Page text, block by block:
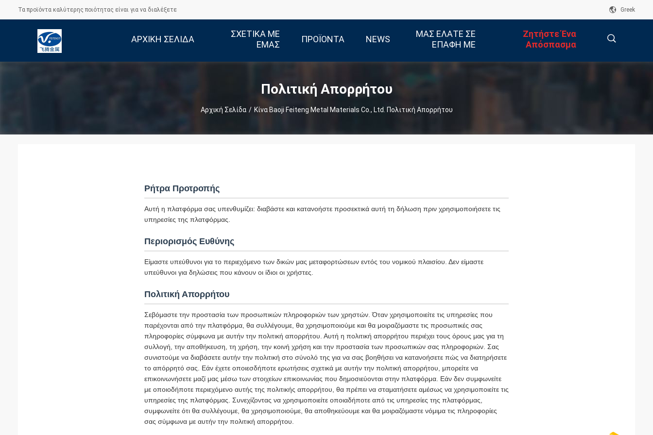
Τα προϊόντα καλύτερης ποιότητας είναι για να διαλέξετε Greek
ΑΡΧΙΚΉ ΣΕΛΊΔΑ
ΣΧΕΤΙΚΆ ΜΕ
ΕΜΆΣ
ΠΡΟΪΌΝΤΑ NEWS
ΜΑΣ ΕΛΆΤΕ ΣΕ
ΕΠΑΦΉ ΜΕ
Ζητήστε Ένα
Απόσπασμα
Πολιτική Απορρήτου
Αρχική Σελίδα / Κίνα Baoji Feiteng Metal Materials Co., Ltd. Πολιτική Απορρήτου
Ρήτρα Προτροπής
Αυτή η πλατφόρμα σας υπενθυμίζει: διαβάστε και κατανοήστε προσεκτικά αυτή τη δήλωση πριν χρησιμοποιήσετε τις
υπηρεσίες της πλατφόρμας.
Περιορισμός Ευθύνης
Είμαστε υπεύθυνοι για το περιεχόμενο των δικών μας μεταφορτώσεων εντός του νομικού πλαισίου. Δεν είμαστε
υπεύθυνοι για δηλώσεις που κάνουν οι ίδιοι οι χρήστες.
Πολιτική Απορρήτου
Σεβόμαστε την προστασία των προσωπικών πληροφοριών των χρηστών. Όταν χρησιμοποιείτε τις υπηρεσίες που
παρέχονται από την πλατφόρμα, θα συλλέγουμε, θα χρησιμοποιούμε και θα μοιραζόμαστε τις προσωπικές σας
πληροφορίες σύμφωνα με αυτήν την πολιτική απορρήτου. Αυτή η πολιτική απορρήτου περιέχει τους όρους μας για τη
συλλογή, την αποθήκευση, τη χρήση, την κοινή χρήση και την προστασία των προσωπικών σας πληροφοριών. Σας
συνιστούμε να διαβάσετε αυτήν την πολιτική στο σύνολό της για να σας βοηθήσει να κατανοήσετε πώς να διατηρήσετε
το απόρρητό σας. Εάν έχετε οποιεσδήποτε ερωτήσεις σχετικά με αυτήν την πολιτική απορρήτου, μπορείτε να
επικοινωνήσετε μαζί μας μέσω των στοιχείων επικοινωνίας που δημοσιεύονται στην πλατφόρμα. Εάν δεν συμφωνείτε
με οποιοδήποτε περιεχόμενο αυτής της πολιτικής απορρήτου, θα πρέπει να σταματήσετε αμέσως να χρησιμοποιείτε τις
υπηρεσίες της πλατφόρμας. Συνεχίζοντας να χρησιμοποιείτε οποιαδήποτε από τις υπηρεσίες της πλατφόρμας,
συμφωνείτε ότι θα συλλέγουμε, θα χρησιμοποιούμε, θα αποθηκεύουμε και θα μοιραζόμαστε νόμιμα τις πληροφορίες
σας σύμφωνα με αυτήν την πολιτική απορρήτου.